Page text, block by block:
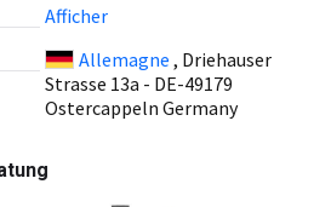
Afficher
Allemagne , Driehauser
Strasse 13a - DE-49179
Ostercappeln Germany